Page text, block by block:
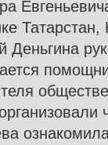
Деньгина